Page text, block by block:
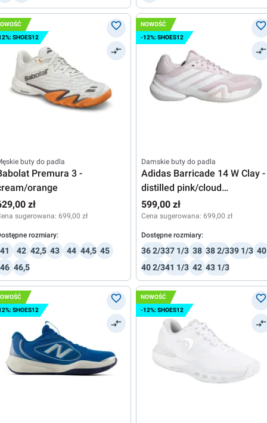
SHOES12
buty do padla
Premura 3 -
orange
zł
sugerowana: 699,00 zł
rozmiary:
41 42 42,5 43 44 44,5 45
46 46,5
NOWOŚĆ
-12%: SHOES12
Damskie buty do padla
Adidas Barricade 14 W Clay -
distilled pink/cloud
white/cloud white
599,00 zł
Cena sugerowana: 699,00 zł
Dostępne rozmiary:
36 2/337 1/3 38 38 2/339 1/3 40
40 2/341 1/3 42 43 1/3
SHOES12
NOWOŚĆ
-12%: SHOES12